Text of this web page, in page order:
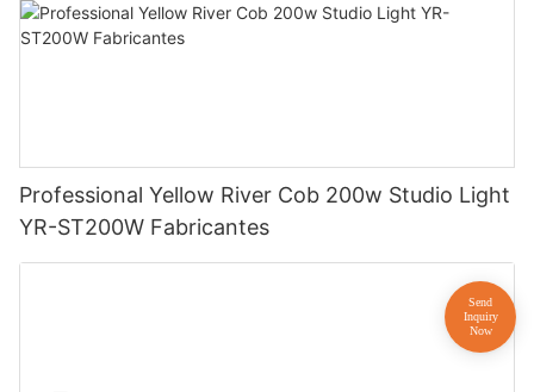
Professional Yellow River Cob 200w Studio Light
YR-ST200W Fabricantes